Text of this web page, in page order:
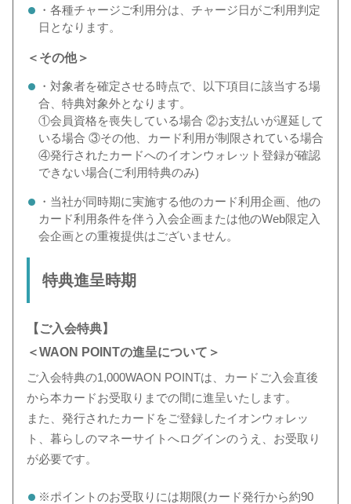
・各種チャージご利用分は、チャージ日がご利用判定
日となります。
＜その他＞
・対象者を確定させる時点で、以下項目に該当する場
合、特典対象外となります。
①会員資格を喪失している場合 ②お支払いが遅延して
いる場合 ③その他、カード利用が制限されている場合
④発行されたカードへのイオンウォレット登録が確認
できない場合(ご利用特典のみ)
・当社が同時期に実施する他のカード利用企画、他の
カード利用条件を伴う入会企画または他のWeb限定入
会企画との重複提供はございません。
特典進呈時期
【ご入会特典】
＜WAON POINTの進呈について＞
ご入会特典の1,000WAON POINTは、カードご入会直後
から本カードお受取りまでの間に進呈いたします。
また、発行されたカードをご登録したイオンウォレッ
ト、暮らしのマネーサイトへログインのうえ、お受取り
が必要です。
※ポイントのお受取りには期限(カード発行から約90